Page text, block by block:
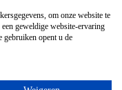
om onze website te
geweldige website-ervaring
gebruiken opent u de